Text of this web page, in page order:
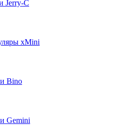
Jerry-C
xMini
Bino
Gemini